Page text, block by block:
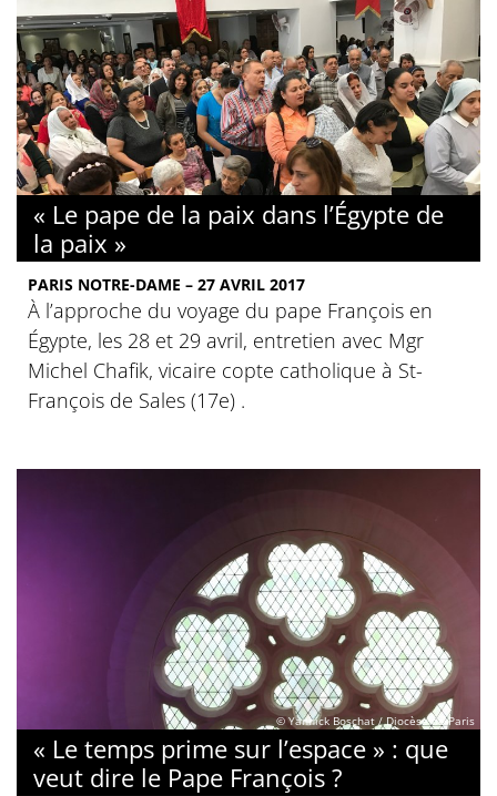
« Le pape de la paix dans l’Égypte de
la paix »
PARIS NOTRE-DAME – 27 AVRIL 2017
À l’approche du voyage du pape François en
Égypte, les 28 et 29 avril, entretien avec Mgr
Michel Chafik, vicaire copte catholique à St-
François de Sales (17e) .
© Yannick Boschat / Diocèse de Paris
« Le temps prime sur l’espace » : que
veut dire le Pape François ?